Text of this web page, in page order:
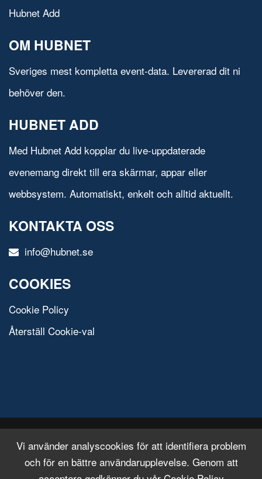
Vi använder analyscookies för att identifiera problem
och för en bättre användarupplevelse. Genom att
Hubnet Add
OM HUBNET
Sveriges mest kompletta event-data. Levererad dit ni
behöver den.
HUBNET ADD
Med Hubnet Add kopplar du live-uppdaterade
evenemang direkt till era skärmar, appar eller
webbsystem. Automatiskt, enkelt och alltid aktuellt.
KONTAKTA OSS
info@hubnet.se
COOKIES
Cookie Policy
Återställ Cookie-val